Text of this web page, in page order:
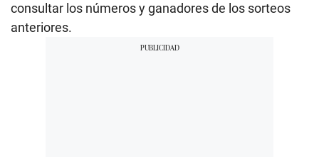
consultar los números y ganadores de los sorteos
anteriores.